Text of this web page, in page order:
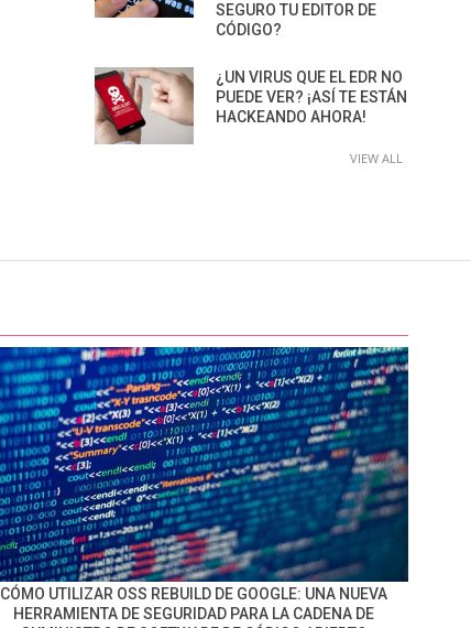
SEGURO TU EDITOR DE
CÓDIGO?
¿UN VIRUS QUE EL EDR NO
PUEDE VER? ¡ASÍ TE ESTÁN
HACKEANDO AHORA!
VIEW ALL
CÓMO UTILIZAR OSS REBUILD DE GOOGLE: UNA NUEVA
HERRAMIENTA DE SEGURIDAD PARA LA CADENA DE